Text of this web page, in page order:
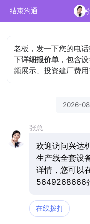
结束沟通
老板，发一下您的电
下详细报价单 ，包含
频展示、投资建厂费用
2026-
张总
欢迎访问兴达
生产线全套设
详情，您可以
5649268666
在线拨打